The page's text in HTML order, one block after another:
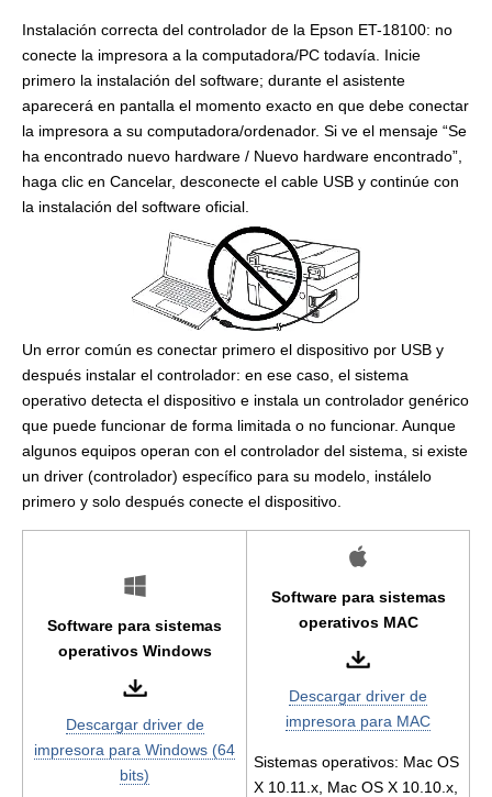
Instalación correcta del controlador de la Epson ET-18100: no
conecte la impresora a la computadora/PC todavía. Inicie
primero la instalación del software; durante el asistente
aparecerá en pantalla el momento exacto en que debe conectar
la impresora a su computadora/ordenador. Si ve el mensaje “Se
ha encontrado nuevo hardware / Nuevo hardware encontrado”,
haga clic en Cancelar, desconecte el cable USB y continúe con
la instalación del software oficial.
Un error común es conectar primero el dispositivo por USB y
después instalar el controlador: en ese caso, el sistema
operativo detecta el dispositivo e instala un controlador genérico
que puede funcionar de forma limitada o no funcionar. Aunque
algunos equipos operan con el controlador del sistema, si existe
un driver (controlador) específico para su modelo, instálelo
primero y solo después conecte el dispositivo.
Software para sistemas
operativos Windows
Descargar driver de
impresora para Windows (64
bits)
Software para sistemas
operativos MAC
Descargar driver de
impresora para MAC
Sistemas operativos: Mac OS
X 10.11.x, Mac OS X 10.10.x,